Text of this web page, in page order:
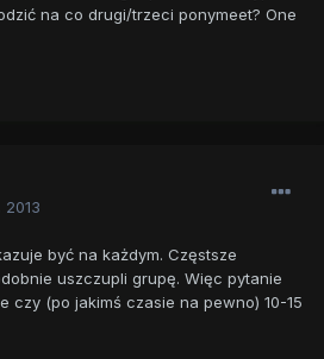
na co drugi/trzeci ponymeet? One
2013
być na każdym. Częstsze
uszczupli grupę. Więc pytanie
czy (po jakimś czasie na pewno) 10-15